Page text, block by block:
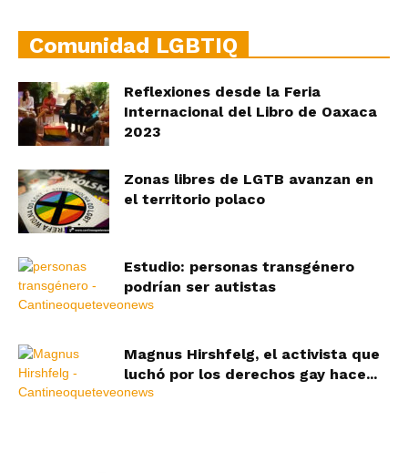
Comunidad LGBTIQ
Reflexiones desde la Feria
Internacional del Libro de Oaxaca
2023
Zonas libres de LGTB avanzan en
el territorio polaco
Estudio: personas transgénero
podrían ser autistas
Magnus Hirshfelg, el activista que
luchó por los derechos gay hace...